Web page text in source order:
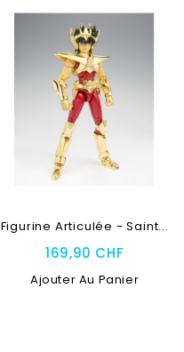
Figurine Articulée - Saint...
169,90 CHF
Ajouter Au Panier